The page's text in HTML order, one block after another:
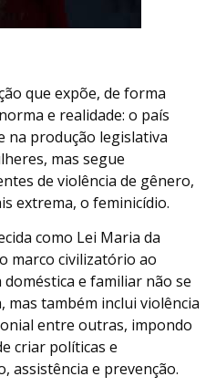
que expõe, de forma
e realidade: o país
na produção legislativa
mas segue
de violência de gênero,
extrema, o feminicídio.
como Lei Maria da
marco civilizatório ao
e familiar não se
mas também inclui violência
entre outras, impondo
criar políticas e
assistência e prevenção.